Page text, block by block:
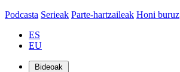
Podcasta Serieak Parte-hartzaileak Honi buruz
ES
EU
Bideoak